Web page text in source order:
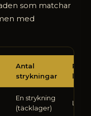
som matchar
med
Antal
strykningar
En strykning
(täcklager)
Lägst